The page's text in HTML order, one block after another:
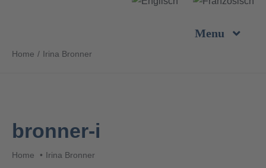
Menu
Home Irina Bronner
bronner-i
Home Irina Bronner